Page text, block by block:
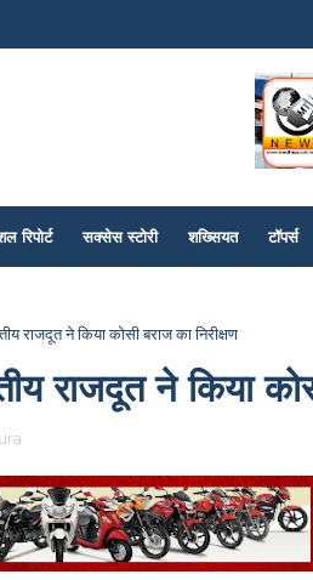
रिपोर्ट सक्सेस स्टोरी शख्सियत टॉपर्स
राजदूत ने किया कोसी बराज का निरीक्षण
राजदूत ने किया